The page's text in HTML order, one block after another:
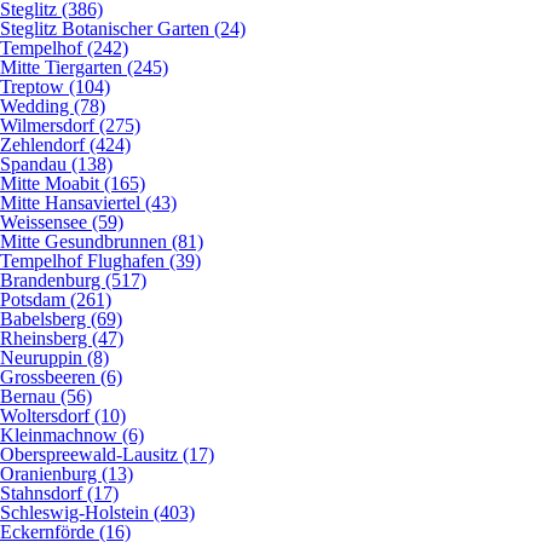
Steglitz (386)
Steglitz Botanischer Garten (24)
Tempelhof (242)
Mitte Tiergarten (245)
Treptow (104)
Wedding (78)
Wilmersdorf (275)
Zehlendorf (424)
Spandau (138)
Mitte Moabit (165)
Mitte Hansaviertel (43)
Weissensee (59)
Mitte Gesundbrunnen (81)
Tempelhof Flughafen (39)
Brandenburg (517)
Potsdam (261)
Babelsberg (69)
Rheinsberg (47)
Neuruppin (8)
Grossbeeren (6)
Bernau (56)
Woltersdorf (10)
Kleinmachnow (6)
Oberspreewald-Lausitz (17)
Oranienburg (13)
Stahnsdorf (17)
Schleswig-Holstein (403)
Eckernförde (16)